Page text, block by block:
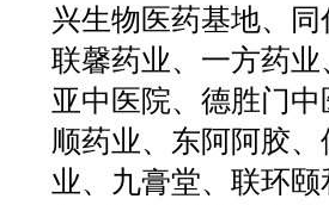
兴生物医药基地、
联馨药业、一方药
亚中医院、德胜门
顺药业、东阿阿胶
业、九膏堂、联环